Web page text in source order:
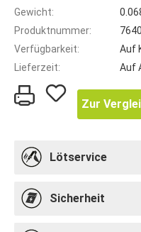
Gewicht:
Produktnummer:
Verfügbarkeit:
Auf
Lieferzeit:
Auf
Zur
Lötservice
Sicherheit